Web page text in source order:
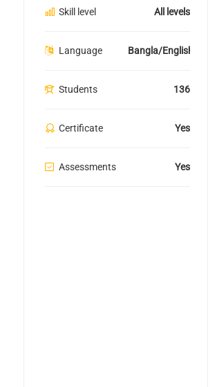
Skill level All levels
Language Bangla/English
Students 136
Certificate Yes
Assessments Yes